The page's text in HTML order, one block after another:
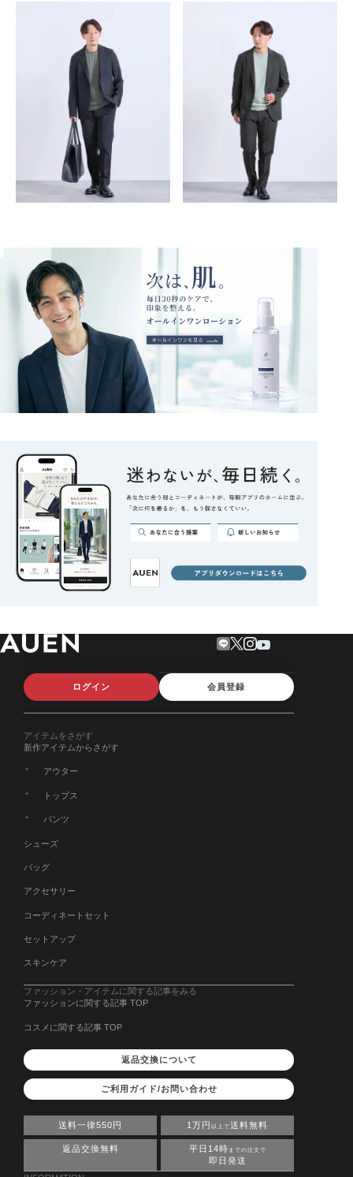
ログイン 会員登録
アイテムをさがす
新作アイテムからさがす
アウター
トップス
パンツ
シューズ
バッグ
アクセサリー
コーディネートセット
セットアップ
スキンケア
ファッション・アイテムに関する記事をみる
ファッションに関する記事 TOP
コスメに関する記事 TOP
返品交換について
ご利用ガイド/お問い合わせ
送料一律550円 1万円 以上で送料無料
返品交換無料 平日14時 までの注文で
即日発送